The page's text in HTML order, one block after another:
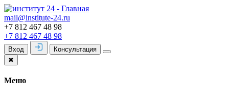
mail@institute-24.ru
+7 812 467 48 98
+7 812 467 48 98
Вход
Консультация
✖
Меню